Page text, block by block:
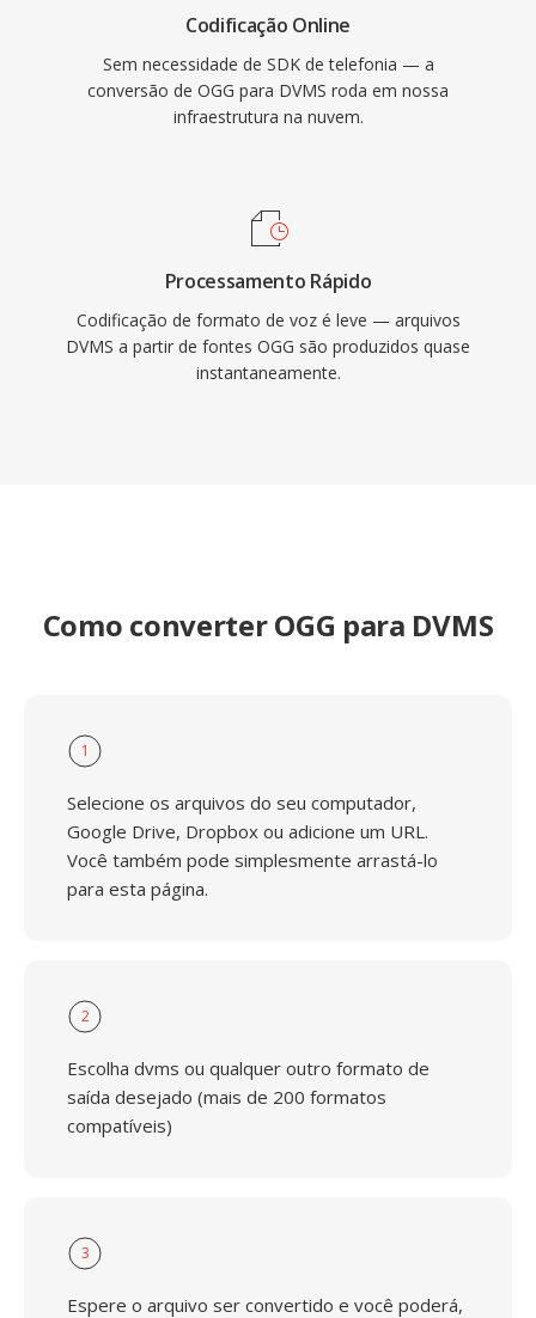
Codificação Online
Sem necessidade de SDK de telefonia — a
conversão de OGG para DVMS roda em nossa
infraestrutura na nuvem.
Processamento Rápido
Codificação de formato de voz é leve — arquivos
DVMS a partir de fontes OGG são produzidos quase
instantaneamente.
Como converter OGG para DVMS
1
Selecione os arquivos do seu computador,
Google Drive, Dropbox ou adicione um URL.
Você também pode simplesmente arrastá-lo
para esta página.
2
Escolha dvms ou qualquer outro formato de
saída desejado (mais de 200 formatos
compatíveis)
3
Espere o arquivo ser convertido e você poderá,